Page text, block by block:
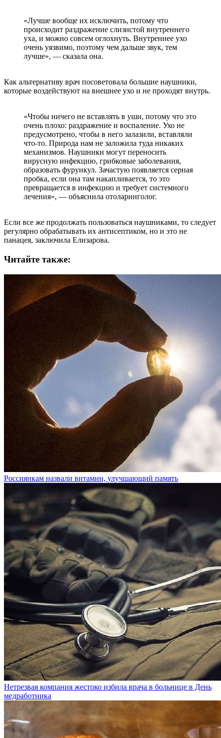
«Лучше вообще их исключить, потому что
происходит раздражение слизистой внутреннего
уха, и можно совсем оглохнуть. Внутреннее ухо
очень уязвимо, поэтому чем дальше звук, тем
лучше», — сказала она.
Как альтернативу врач посоветовала большие наушники,
которые воздействуют на внешнее ухо и не проходят внутрь.
«Чтобы ничего не вставлять в уши, потому что это
очень плохо: раздражение и воспаление. Ухо не
предусмотрено, чтобы в него залазили, вставляли
что-то. Природа нам не заложила туда никаких
механизмов. Наушники могут переносить
вирусную инфекцию, грибковые заболевания,
образовать фурункул. Зачастую появляется серная
пробка, если она там накапливается, то это
превращается в инфекцию и требует системного
лечения», — объяснила отоларинголог.
Если все же продолжать пользоваться наушниками, то следует
регулярно обрабатывать их антисептиком, но и это не
панацея, заключила Елизарова.
Читайте также:
Россиянкам назвали витамин, улучшающий память
Нетрезвая компания жестоко избила врача в больнице в День
медработника